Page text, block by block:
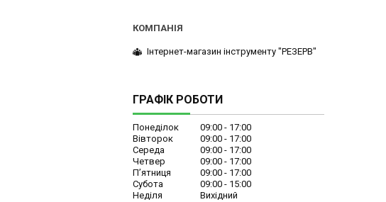
Інтернет-магазин інструменту "РЕЗЕРВ"
ГРАФІК РОБОТИ
Понеділок 09:00
17:00
Вівторок
09:00
17:00
Середа
09:00
17:00
Четвер
09:00
17:00
Пʼятниця
09:00
17:00
Субота
09:00
15:00
Неділя
Вихідний